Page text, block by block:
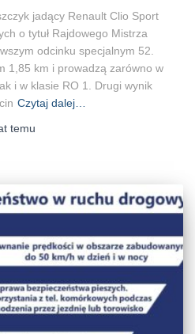
jadący Renault Clio Sport
o tytuł Rajdowego Mistrza
odcinku specjalnym 52.
1,85 km i prowadzą zarówno w
i w klasie RO 1. Drugi wynik
Czytaj dalej…
temu